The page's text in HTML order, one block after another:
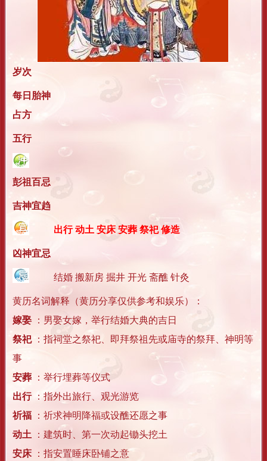
岁次
每日胎神
占方
五行
彭祖百忌
吉神宜趋
出行 动土 安床 安葬 祭祀 修造
凶神宜忌
结婚 搬新房 掘井 开光 斋醮 针灸
黄历名词解释（黄历分享仅供参考和娱乐）：
嫁娶
：男娶女嫁，举行结婚大典的吉日
祭祀 ：指祠堂之祭祀、即拜祭祖先或庙寺的祭拜、神明等
事
安葬
：举行埋葬等仪式
出行 ：指外出旅行、观光游览
祈福
：祈求神明降福或设醮还愿之事
动土
：建筑时、第一次动起锄头挖土
安床 ：指安置睡床卧铺之意